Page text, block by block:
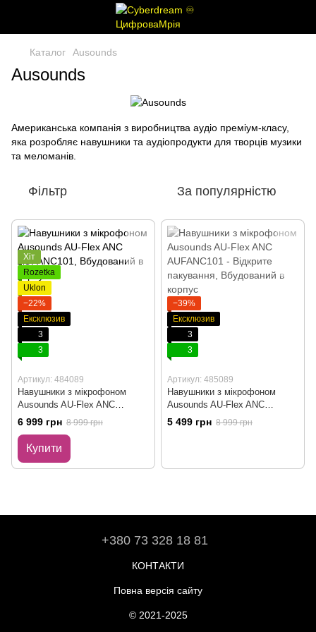
Каталог Ausounds
Ausounds
Американська компанія з виробництва аудіо преміум-класу,
яка розробляє навушники та аудіопродукти для творців музики
та меломанів.
Фільтр За популярністю
Хіт
Rozetka
Uklon
−22%
Ексклюзив
3
3
Артикул: 484089
Навушники з мікрофоном
Ausounds AU-Flex ANC
AUFANC101
6 999 грн 8 999 грн
Купити
−39%
Ексклюзив
3
3
Артикул: 485089
Навушники з мікрофоном
Ausounds AU-Flex ANC
AUFANC101 - Відкрите
пакування
5 499 грн 8 999 грн
+380 73 328 18 81
КОНТАКТИ
Повна версія сайту
© 2021-2025